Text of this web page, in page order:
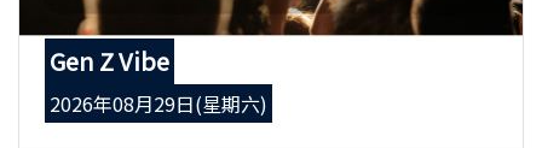
Gen Z Vibe
2026年08月29日(星期六)